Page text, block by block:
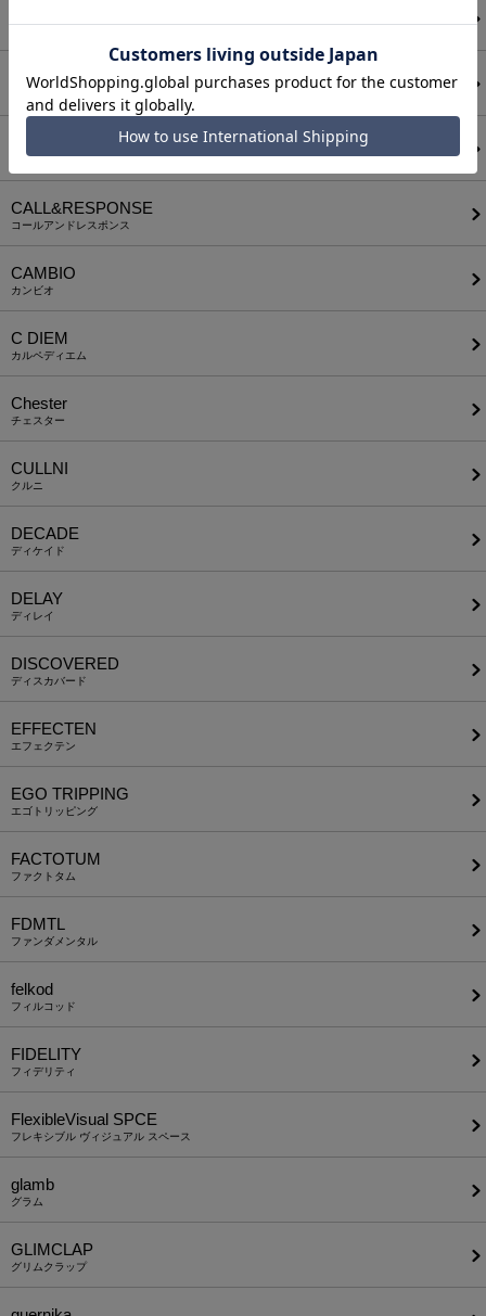
AUI NITE
ボディソング
CALL&RESPONSE
コールアンドレスポンス
CAMBIO
カンビオ
C DIEM
カルペディエム
Chester
チェスター
CULLNI
クルニ
DECADE
ディケイド
DELAY
ディレイ
DISCOVERED
ディスカバード
EFFECTEN
エフェクテン
EGO TRIPPING
エゴトリッピング
FACTOTUM
ファクトタム
FDMTL
ファンダメンタル
felkod
フィルコッド
FIDELITY
フィデリティ
FlexibleVisual SPCE
フレキシブル ヴィジュアル スペース
glamb
グラム
GLIMCLAP
グリムクラップ